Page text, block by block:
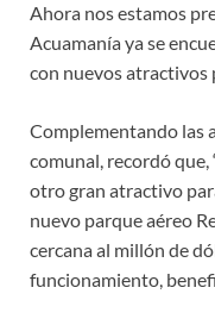
Ahora nos estamos
Acuamanía ya se
con nuevos atractivos
Complementando las
comunal, recordó que,
otro gran atractivo
nuevo parque aéreo
cercana al millón de
funcionamiento,